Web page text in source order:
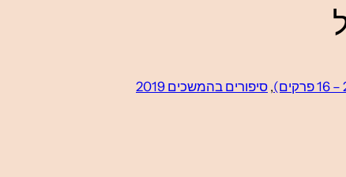
, סיפורים בהמשכים 2019